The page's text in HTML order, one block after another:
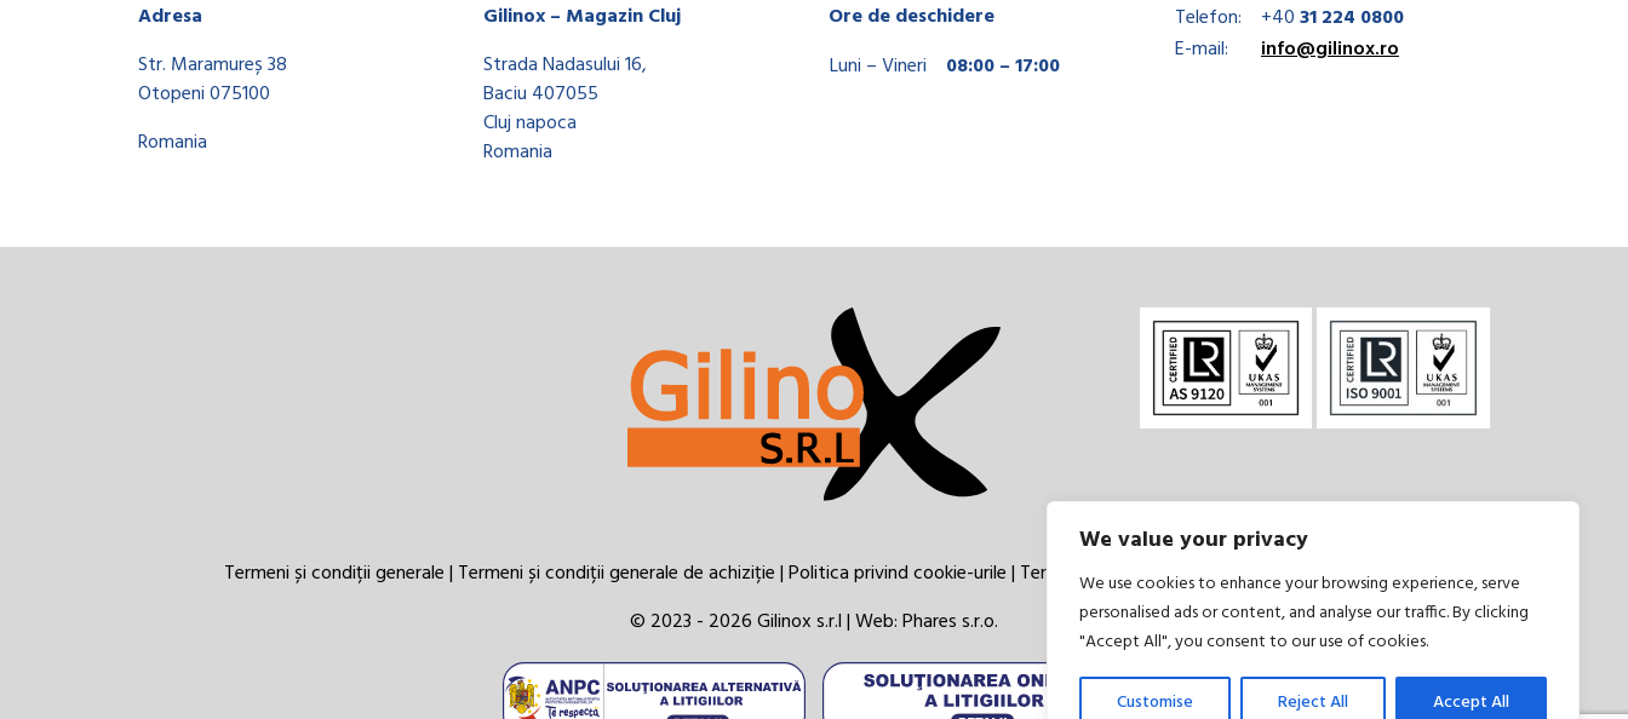
We value your privacy
We use cookies to enhance your browsing experience, serve
personalised ads or content, and analyse our traffic. By clicking
"Accept All", you consent to our use of cookies.
Customise Reject All Accept All
Adresa
Str. Maramureș 38
Otopeni 075100
Romania
Gilinox – Magazin Cluj
Strada Nadasului 16,
Baciu 407055
Cluj napoca
Romania
Ore de deschidere
Luni – Vineri
08:00 – 17:00
Telefon: +4031 224 0800
E-mail:
info@gilinox.ro
Termeni și condiții generale| Termeni și condiții generale de achiziție|Politica privind cookie-urile| Termeni și condiții|Politică de confidențialitate
© 2023 - 2026 Gilinox s.r.l | Web:Phares s.r.o.